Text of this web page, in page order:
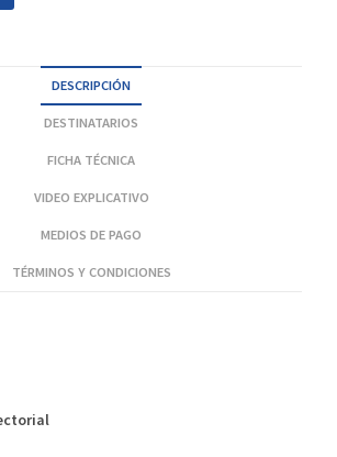
DESCRIPCIÓN
DESTINATARIOS
FICHA TÉCNICA
VIDEO EXPLICATIVO
MEDIOS DE PAGO
TÉRMINOS Y CONDICIONES